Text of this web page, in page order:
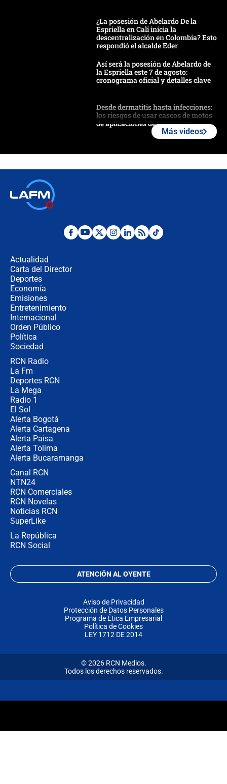
¿La posesión de Abelardo De la
Espriella en Cali inicia la
descentralización en Colombia? Esto
respondió el alcalde Eder
Así será la posesión de Abelardo de
la Espriella este 7 de agosto:
cronograma oficial y detalles clave
Desde dermatitis hasta infecciones:
los riesgos de usar cascos de motos
de aplicaciones de transporte
Posesión de Abelardo De La Espriella
Más videos
Actualidad
Carta del Director
Deportes
Economía
Emisiones
Entretenimiento
Internacional
Orden Público
Política
Sociedad
RCN Radio
La Fm
Deportes RCN
La Mega
Radio 1
El Sol
Alerta Bogotá
Alerta Cartagena
Alerta Paisa
Alerta Tolima
Alerta Bucaramanga
Canal RCN
NTN24
RCN Comerciales
RCN Novelas
Noticias RCN
SuperLike
La República
RCN Social
ATENCIÓN AL OYENTE
Aviso de Privacidad
Protección de Datos Personales
Programa de Ética Empresarial
Política de Cookies
LEY 1712 DE 2014
© 2026 RCN Medios.
Todos los derechos reservados.